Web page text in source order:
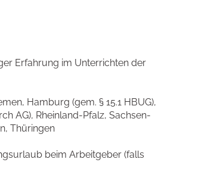
Erfahrung im Unterrichten der
Hamburg (gem. § 15.1 HBUG),
AG), Rheinland-Pfalz, Sachsen-
Thüringen
beim Arbeitgeber (falls